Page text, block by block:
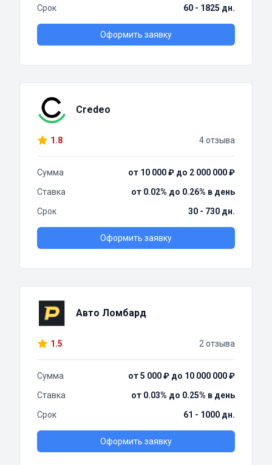
Срок 60 - 1825 дн.
Оформить заявку
Credeo
1.8 4 отзыва
Сумма
от 10 000 ₽ до 2 000 000 ₽
Ставка
от 0.02% до 0.26% в день
Срок
30 - 730 дн.
Оформить заявку
Авто Ломбард
1.5 2 отзыва
Сумма
от 5 000 ₽ до 10 000 000 ₽
Ставка
от 0.03% до 0.25% в день
Срок
61 - 1000 дн.
Оформить заявку